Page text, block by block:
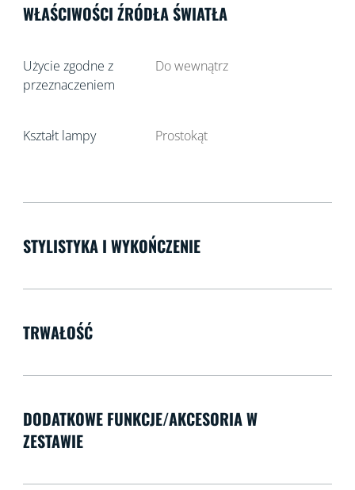
WŁAŚCIWOŚCI ŹRÓDŁA ŚWIATŁA
Użycie zgodne z
przeznaczeniem
Do wewnątrz
Kształt lampy Prostokąt
STYLISTYKA I WYKOŃCZENIE
TRWAŁOŚĆ
DODATKOWE FUNKCJE/AKCESORIA W
ZESTAWIE